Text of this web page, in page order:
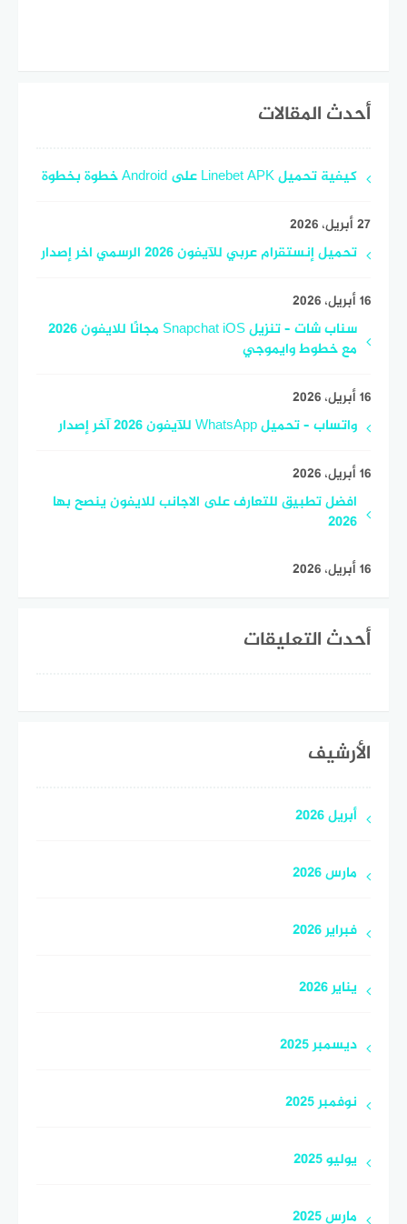
أحدث المقالات
كيفية تحميل Linebet APK على Android خطوة بخطوة
27 أبريل، 2026
تحميل إنستقرام عربي للآيفون 2026 الرسمي اخر إصدار
16 أبريل، 2026
سناب شات – تنزيل Snapchat iOS مجانًا للايفون 2026
مع خطوط وايموجي
16 أبريل، 2026
واتساب – تحميل WhatsApp للآيفون 2026 آخر إصدار
16 أبريل، 2026
افضل تطبيق للتعارف على الاجانب للايفون ينصح بها
2026
16 أبريل، 2026
أحدث التعليقات
الأرشيف
أبريل 2026
مارس 2026
فبراير 2026
يناير 2026
ديسمبر 2025
نوفمبر 2025
يوليو 2025
مارس 2025